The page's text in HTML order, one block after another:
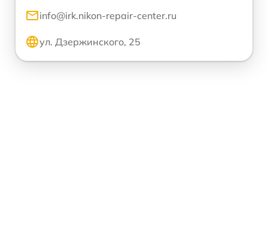
info@irk.nikon-repair-center.ru
ул. Дзержинского, 25